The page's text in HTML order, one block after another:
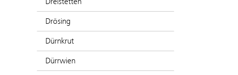
Drösing
Dürnkrut
Dürrwien